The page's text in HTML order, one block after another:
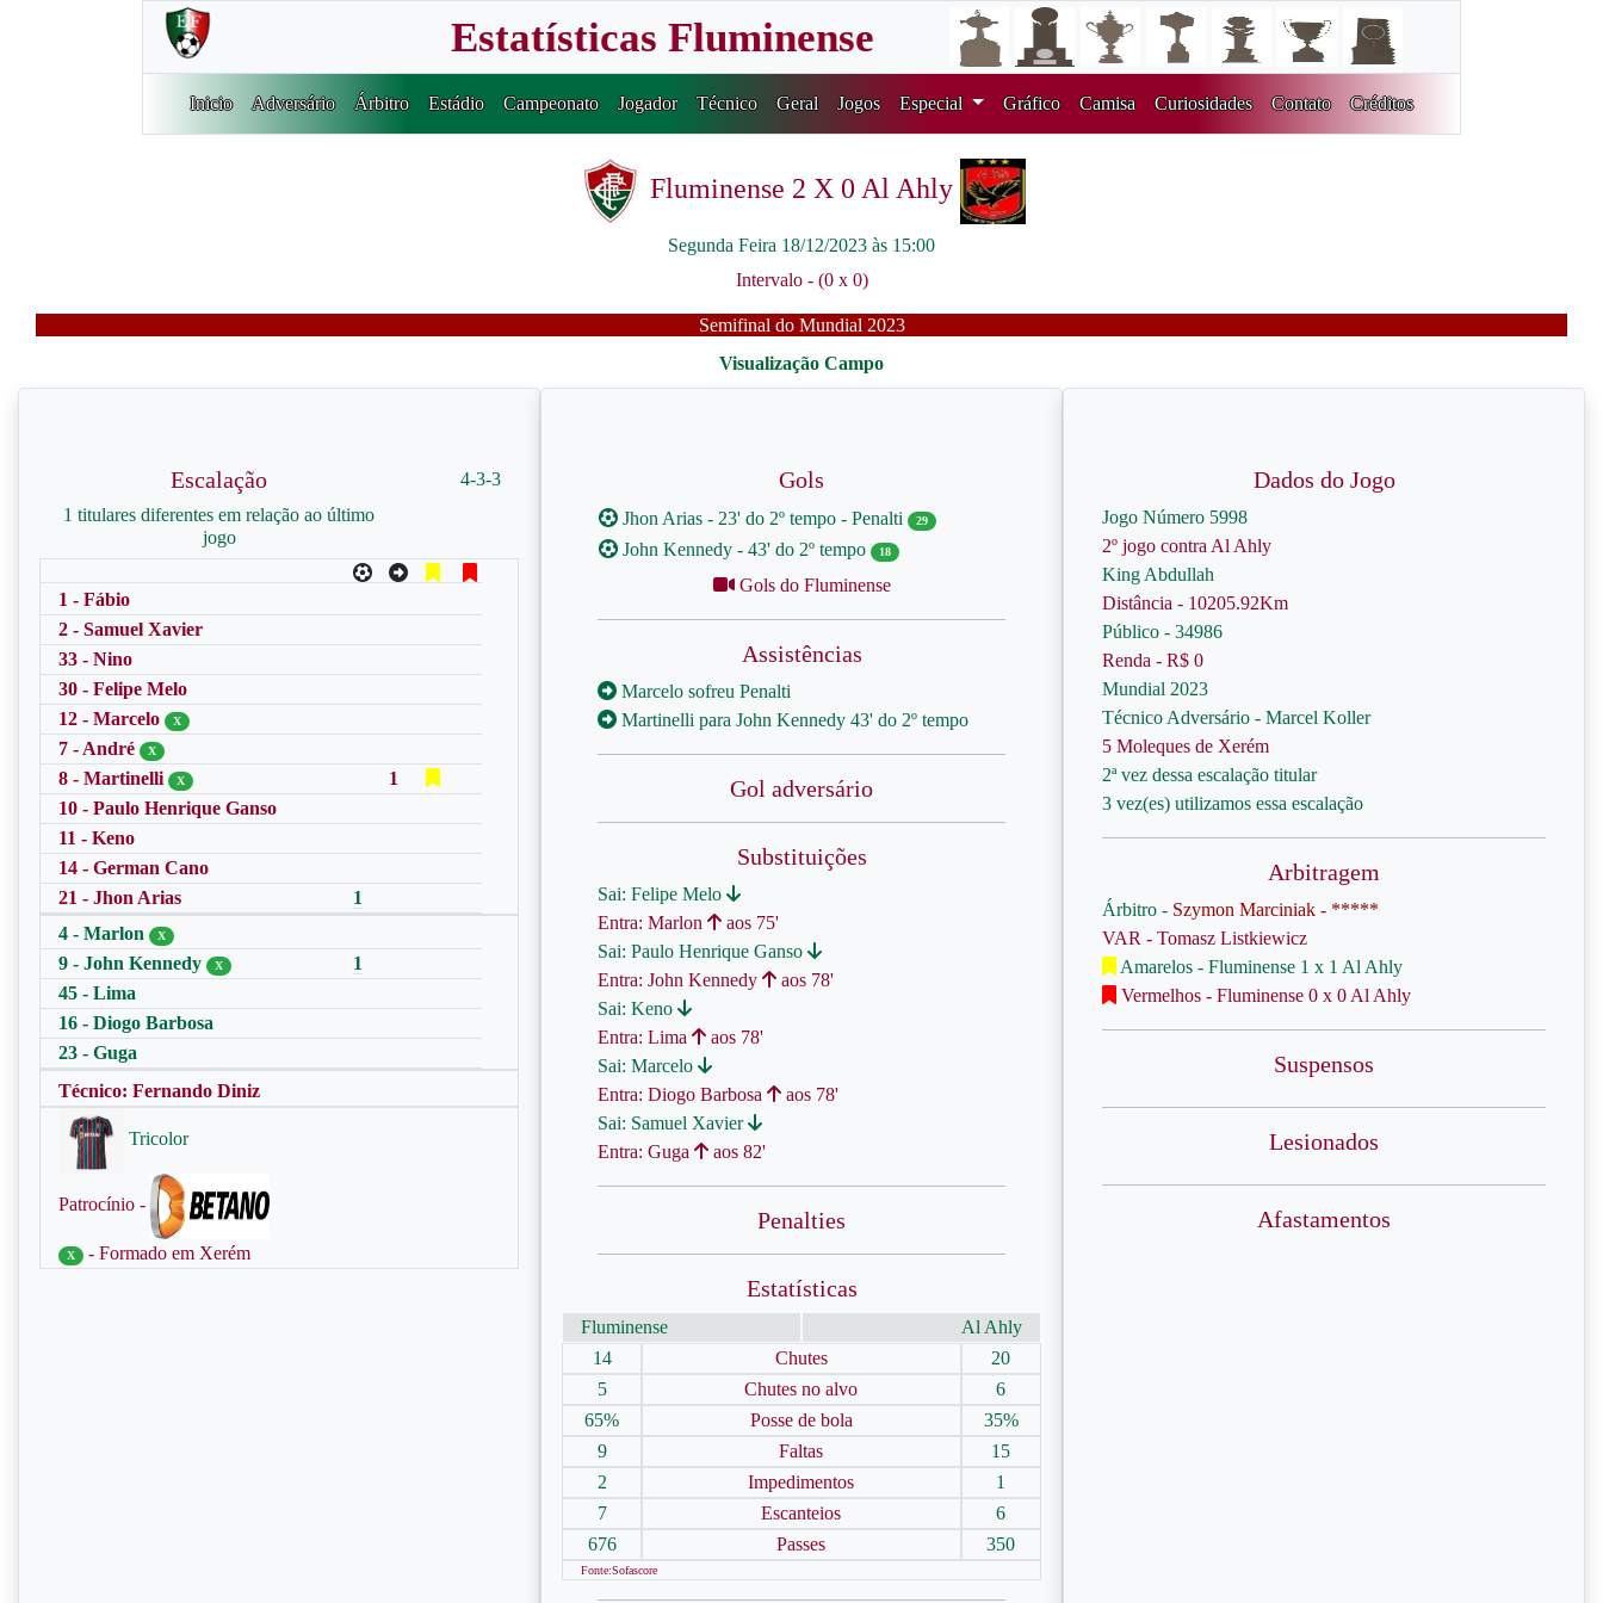
Estatísticas Fluminense
Inicio Adversário Árbitro Estádio Campeonato Jogador Técnico Geral Jogos Especial Gráfico Camisa Curiosidades Contato Créditos
Fluminense 2 X 0 Al Ahly
Segunda Feira 18/12/2023 às 15:00
Intervalo - (0 x 0)
Semifinal do Mundial 2023
Escalação
1 titulares diferentes em relação ao último
jogo
4-3-3
1 - Fábio
2 - Samuel Xavier
33 - Nino
30 - Felipe Melo
12 - Marcelo
X
7 - André X
8 - Martinelli X
1
10 - Paulo Henrique Ganso
11 - Keno
14 - German Cano
21 - Jhon Arias
1
4 - Marlon
X
9 - John Kennedy X
1
45 - Lima
16 - Diogo Barbosa
23 - Guga
Técnico: Fernando Diniz
Tricolor
Patrocínio -
X - Formado em Xerém
Gols
Jhon Arias - 23' do 2º tempo - Penalti 29
John Kennedy - 43' do 2º tempo 18
Gols do Fluminense
Assistências
Marcelo sofreu Penalti
Martinelli para John Kennedy 43' do 2º tempo
Gol adversário
Substituições
Sai: Felipe Melo
Entra: Marlon
aos 75'
Sai: Paulo Henrique Ganso
Entra: John Kennedy
aos 78'
Sai: Keno
Entra: Lima
aos 78'
Sai: Marcelo
Entra: Diogo Barbosa
aos 78'
Sai: Samuel Xavier
Entra: Guga
aos 82'
Penalties
Estatísticas
Fluminense
Al Ahly
14
Chutes
20
5
Chutes no alvo
6
65%
Posse de bola
35%
9
Faltas
15
2
Impedimentos
1
7
Escanteios
6
676
Passes 350
Fonte:Sofascore
Dados do Jogo
Jogo Número 5998
2º jogo contra Al Ahly
King Abdullah
Distância - 10205.92Km
Público - 34986
Renda - R$ 0
Mundial 2023
Técnico Adversário - Marcel Koller
5 Moleques de Xerém
2ª vez dessa escalação titular
3 vez(es) utilizamos essa escalação
Arbitragem
Árbitro - Szymon Marciniak - *****
VAR - Tomasz Listkiewicz
Amarelos - Fluminense 1 x 1 Al Ahly
Vermelhos - Fluminense 0 x 0 Al Ahly
Suspensos
Lesionados
Afastamentos